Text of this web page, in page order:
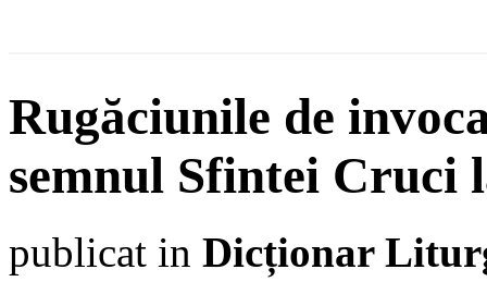
Rugăciunile de
semnul Sfintei Cruci
publicat in Dicționar